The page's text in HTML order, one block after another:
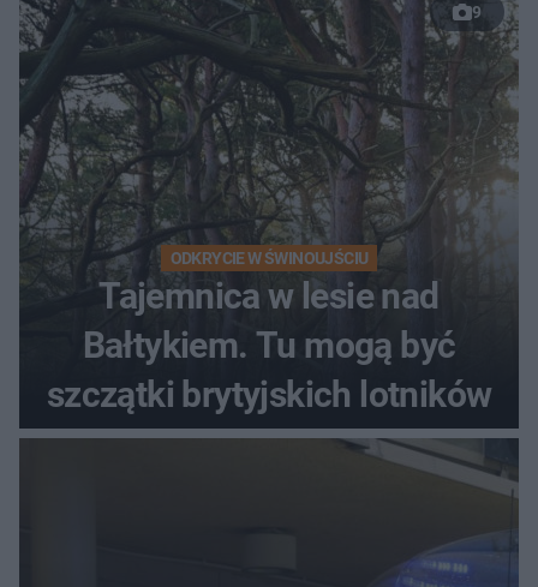
9
ODKRYCIE W ŚWINOUJŚCIU
Tajemnica w lesie nad
Bałtykiem. Tu mogą być
szczątki brytyjskich lotników